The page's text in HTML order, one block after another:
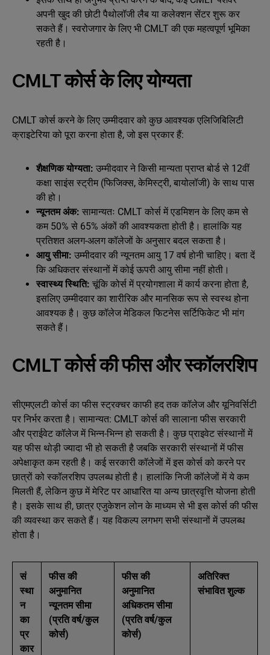
अपनी खुद की छोटी पैथोलॉजी लैब या कलेक्शन सेंटर शुरू कर
सकते हैं। स्वरोजगार के लिए भी CMLT की एक महत्वपूर्ण भूमिका
रहती है।
CMLT कोर्स के लिए योग्यता
CMLT कोर्स करने के लिए उम्मीदवार को कुछ आवश्यक एलिजिबिलिटी
क्राइटेरिया को पूरा करना होता है, जो इस प्रकार हैं:
शैक्षणिक योग्यता: उम्मीदवार ने किसी मान्यता प्राप्त बोर्ड से 12वीं
कक्षा साइंस स्ट्रीम (फिजिक्स, केमिस्ट्री, बायोलॉजी) के साथ पास
की हो।
न्यूनतम अंक: सामान्यतः CMLT कोर्स में एडमिशन के लिए कम से
कम 50% से 65% अंकों की आवश्यकता होती है। हालांकि यह
प्रतिशत अलग-अलग कॉलेजों के अनुसार बदल सकता है।
आयु सीमा: उम्मीदवार की न्यूनतम आयु 17 वर्ष होनी चाहिए। बता दें
कि अधिकतर संस्थानों में कोई ऊपरी आयु सीमा नहीं होती।
स्वास्थ्य स्थिति: चूंकि कोर्स में प्रयोगशाला में कार्य करना होता है,
इसलिए उम्मीदवार का शारीरिक और मानसिक रूप से स्वस्थ होना
आवश्यक है। कुछ कॉलेज मेडिकल फिटनेस सर्टिफिकेट भी मांग
सकते हैं।
CMLT कोर्स की फीस और स्कॉलरशिप
सीएमएलटी कोर्स का फीस स्ट्रक्चर काफी हद तक कॉलेज और यूनिवर्सिटी
पर निर्भर करता है। सामान्यत: CMLT कोर्स की सालाना फीस सरकारी
और प्राईवेट कॉलेज में भिन्न-भिन्न हो सकती है। कुछ प्राइवेट संस्थानों में
यह फीस थोड़ी ज्यादा भी हो सकती है जबकि सरकारी संस्थानों में फीस
अपेक्षाकृत कम रहती है। कई सरकारी कॉलेजों में इस कोर्स को करने पर
छात्रों को स्कॉलरशिप उपलब्ध होती है। हालांकि निजी कॉलेजों में ये कम
मिलती हैं, लेकिन कुछ में मेरिट पर आधारित या अन्य छात्रवृत्ति योजना होती
है। इसके साथ ही, छात्र एजुकेशन लोन के माध्यम से भी इस कोर्स की फीस
की व्यवस्था कर सकते हैं। यह विकल्प लगभग सभी संस्थानों में उपलब्ध
होता है।
सं
स्था
न
का
प्र
कार
फीस की
अनुमानित
न्यूनतम सीमा
(प्रति वर्ष/कुल
कोर्स)
फीस की
अनुमानित
अधिकतम सीमा
(प्रति वर्ष/कुल
कोर्स)
अतिरिक्त
संभावित शुल्क